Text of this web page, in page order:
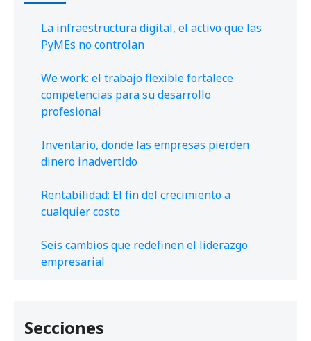
La infraestructura digital, el activo que las
PyMEs no controlan
We work: el trabajo flexible fortalece
competencias para su desarrollo
profesional
Inventario, donde las empresas pierden
dinero inadvertido
Rentabilidad: El fin del crecimiento a
cualquier costo
Seis cambios que redefinen el liderazgo
empresarial
Secciones